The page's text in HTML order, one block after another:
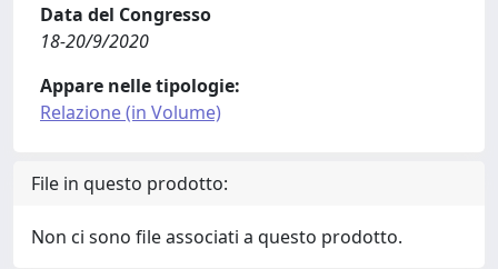
Data del Congresso
18-20/9/2020
Appare nelle tipologie:
Relazione (in Volume)
File in questo prodotto:
Non ci sono file associati a questo prodotto.